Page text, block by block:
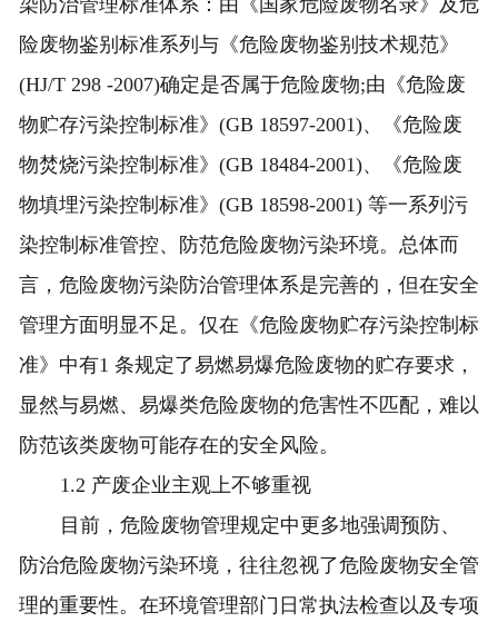
染防治管理标准体系：由《国家危险废物名录》及危
险废物鉴别标准系列与《危险废物鉴别技术规范》
(HJ/T 298 -2007)确定是否属于危险废物;由《危险废
物贮存污染控制标准》(GB 18597-2001)、《危险废
物焚烧污染控制标准》(GB 18484-2001)、《危险废
物填埋污染控制标准》(GB 18598-2001) 等一系列污
染控制标准管控、防范危险废物污染环境。总体而
言，危险废物污染防治管理体系是完善的，但在安全
管理方面明显不足。仅在《危险废物贮存污染控制标
准》中有1 条规定了易燃易爆危险废物的贮存要求，
显然与易燃、易爆类危险废物的危害性不匹配，难以
防范该类废物可能存在的安全风险。
1.2 产废企业主观上不够重视
目前，危险废物管理规定中更多地强调预防、
防治危险废物污染环境，往往忽视了危险废物安全管
理的重要性。在环境管理部门日常执法检查以及专项